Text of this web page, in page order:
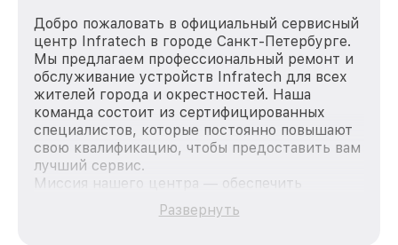
Добро пожаловать в официальный сервисный
центр Infratech в городе Санкт-Петербурге.
Мы предлагаем профессиональный ремонт и
обслуживание устройств Infratech для всех
жителей города и окрестностей. Наша
команда состоит из сертифицированных
специалистов, которые постоянно повышают
свою квалификацию, чтобы предоставить вам
лучший сервис.
Миссия нашего центра — обеспечить
качественный и доступный ремонт для
каждого пользователя продукции Infratech,
Развернуть